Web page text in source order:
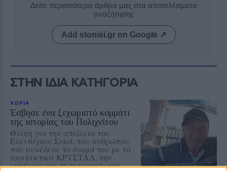
Δείτε περισσότερα άρθρα μας στα αποτελέσματα
αναζήτησης
Add stonisi.gr on Google ↗
ΣΤΗΝ ΙΔΙΑ ΚΑΤΗΓΟΡΙΑ
ΧΩΡΙΑ
Έσβησε ένα ξεχωριστό κομμάτι
της ιστορίας του Πολιχνίτου
Θλίψη για την απώλεια του
Ελευθέριου Συκά, του ανθρώπου
που συνέδεσε το όνομά του με τα
αναψυκτικά ΚΡΥΣΤΑΛ, την
ευγένεια και τη γενναιοδωρία